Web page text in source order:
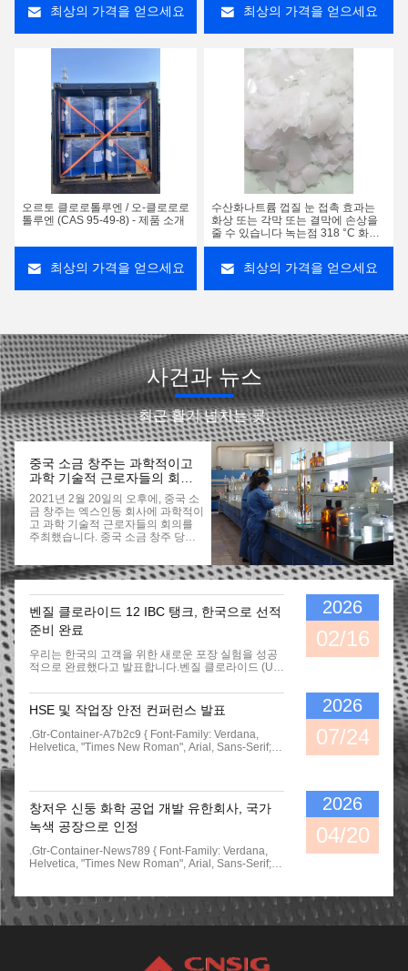
최상의 가격을 얻으세요 최상의 가격을 얻으세요
오르토 클로로톨루엔 / 오-클로로로
톨루엔 (CAS 95-49-8) - 제품 소개
최상의 가격을 얻으세요
수산화나트륨 껍질 눈 접촉 효과는
화상 또는 각막 또는 결막에 손상을
줄 수 있습니다 녹는점 318 °C 화학
공식 Naoh
최상의 가격을 얻으세요
사건과 뉴스
최근 활기 넘치는 곳.
중국 소금 창주는 과학적이고
과학 기술적 근로자들의 회의
를 주최합니다
2021년 2월 20일의 오후에, 중국 소
금 창주는 엑스인동 회사에 과학적이
고 과학 기술적 근로자들의 회의를
주최했습니다. 중국 소금 창주 당비
병완 슈천의 차관 당비서와 장관, 총
지배인 대리 Tao 웬핑, Gu 리오지에,
자 선탠 시카이와 홍 시팽 전문가들
과 기술 센터의 모든 직원 회의에 참
석했습니다. 총지배인 대리 Tao 웬핑
은 회의를 관장했습니다.기술 센터,
붉은 광장 전문가들의 연설과 회사의
후,회사의 당 위원회와 총 관리자의
장관인 동 량은 과학적이고 과학 기
술적 근로자들의 회의의 지주가 완전
히 과학적이고 과학 기술적 일과 과
학적이고 기술 전문가에 대한 회사의
관심과 관심을 반영한다고 지적했습
젊은이들입니다. 그들은 늙은 동료들
로부터 더 배울 것이고 이상과 책임
을 가지고 있어야 합니다. 그는 또한
확언했고 큰 기대를 기술 센터의 지
중국 전략 무리 제한 협정 창주의 과
학적이고 과학 기술적 작업이 시간의
자 연구개발을 위해 노력하고, 끊임
없이 회사의 핵심 경쟁력을 강화하여
야 하는 것을 지적했습니다 ; 수입 기
술적 측정을 향상시키세요. 목적을
벤질 클로라이드 12 IBC 탱크, 한국으로 선적
준비 완료
우리는 한국의 고객을 위한 새로운 포장 실험을 성공
적으로 완료했다고 발표합니다.벤질 클로라이드 (UN
화물이 전문적인 보안을 받아 수출을 위해 준비되었
습니다.이 효율적인 솔루션은 로딩 안전성을 향상시
킵니다. 우리는 모든 배송에서 품질과 신뢰성을 제공
하기 위해 최선을 다합니다.
2026
02/16
HSE 및 작업장 안전 컨퍼런스 발표
.gtr-Container-A7b2c9 { Font-Family: Verdana,
Helvetica, "Times New Roman", Arial, Sans-Serif;
Bold; Color: #0000FF; Margin-Bottom: 20px; Text-
Align: Left; Padding-Bottom: 8px; Border-Bottom:
2px Solid #0000FF; Display: Block; } .gtr-Container-
A7b2c9 .gtr-Subtitle-A7b2c9 { Font-Size: 16px;
Font-Weight: Bold; Color: #0000FF; Margin-Top:
#0000FF; Display: Block; } .gtr-Container-A7b2c9
.gtr-Paragraph-A7b2c9 { Font-Size: 14px; Margin-
Bottom: 15px; Text-Align: Left !important; Word-
2026
07/24
창저우 신둥 화학 공업 개발 유한회사, 국가
녹색 공장으로 인정
.gtr-Container-News789 { Font-Family: Verdana,
Helvetica, "Times New Roman", Arial, Sans-Serif;
News789 .gtr-Title { Font-Size: 18px; Font-Weight:
Bold; Color: #0000FF; Margin-Bottom: 24px; Text-
Align: Left; } .gtr-Container-News789 P { Font-Size:
2026
04/20